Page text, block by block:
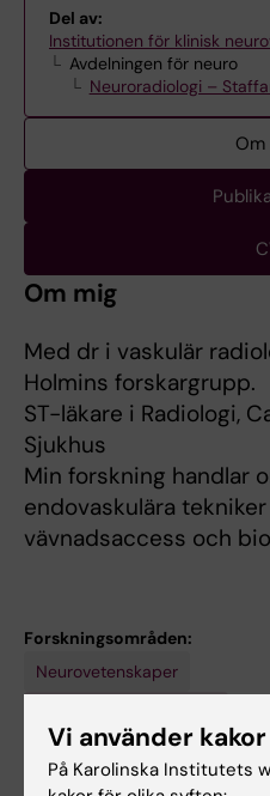
Del av:
Institutionen för klinisk
Avdelningen för neuro
Neuroradiologi –
Om mig
Med dr i vaskulär
Holmins forskargrupp.
ST-läkare i Radiologi,
Sjukhus
Min forskning handlar
endovaskulära
vävnadsaccess och
Forskningsområden:
Neurovetenskaper
Redigera din profil
Vi använder
På Karolinska Institutets